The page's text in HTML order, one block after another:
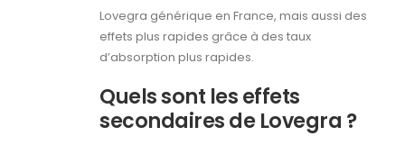
Lovegra générique en France, mais aussi des
effets plus rapides grâce à des taux
d’absorption plus rapides.
Quels sont les effets
secondaires de Lovegra ?